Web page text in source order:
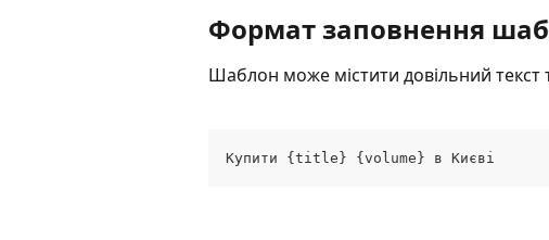
Формат заповнення
Шаблон може містити довільний текст
Купити {title} {volume} в Києві